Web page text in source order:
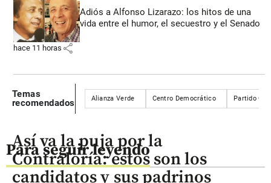
Adiós a Alfonso Lizarazo: los hitos de una
vida entre el humor, el secuestro y el Senado
hace 11 horas share
Temas
recomendados
Alianza Verde Centro Democrático Partido
Para seguir leyendo
Así va la puja por la
Contraloría: estos son los
candidatos y sus padrinos